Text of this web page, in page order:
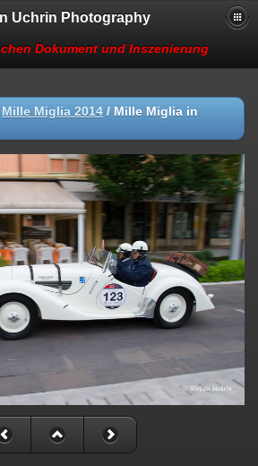
Uchrin Photography
Dokument und Inszenierung
Mille Miglia 2014 / Mille Miglia in